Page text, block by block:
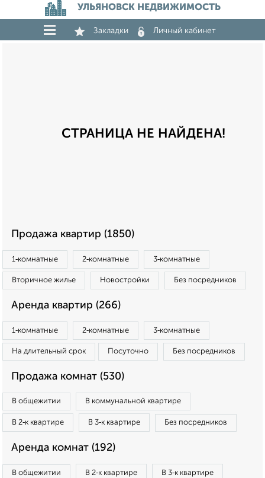
УЛЬЯНОВСК НЕДВИЖИМОСТЬ
Закладки Личный кабинет
СТРАНИЦА НЕ НАЙДЕНА!
Продажа квартир (1850)
1‑комнатные 2‑комнатные 3‑комнатные
Вторичное жилье Новостройки Без посредников
Аренда квартир (266)
1‑комнатные 2‑комнатные 3‑комнатные
На длительный срок Посуточно Без посредников
Продажа комнат (530)
В общежитии В коммунальной квартире
В 2‑к квартире В 3‑к квартире Без посредников
Аренда комнат (192)
В общежитии В 2‑к квартире В 3‑к квартире